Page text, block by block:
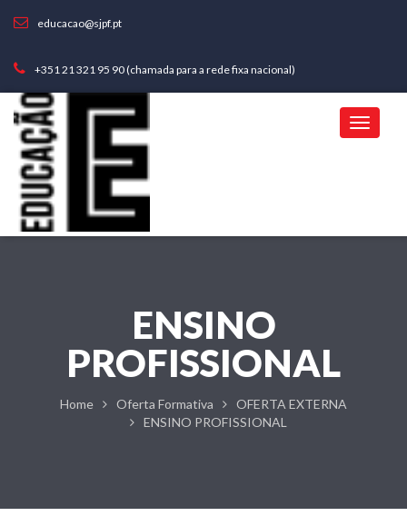
educacao@sjpf.pt
+351 21 321 95 90 (chamada para a rede fixa nacional)
ENSINO
PROFISSIONAL
Home Oferta Formativa
OFERTA EXTERNA
ENSINO PROFISSIONAL